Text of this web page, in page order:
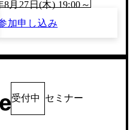
8月27日(木) 19:00～
加申し込み
受付中 セミナー